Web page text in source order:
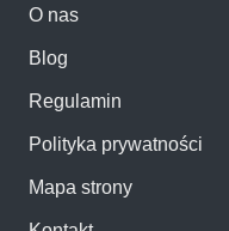
O nas
Blog
Regulamin
Polityka prywatności
Mapa strony